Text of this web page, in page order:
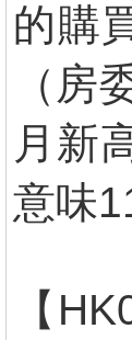
的購
（房
月新
意味
【